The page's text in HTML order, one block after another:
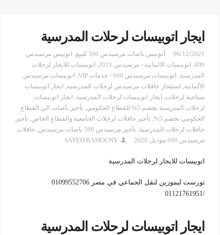
ايجار اتوبيسات لرحلات المدرسية
06/12/2021 أتوبيس باصات مرسيدس 500 للبيع , اتوبيس مرسيدس
400
, اتوبيسات الالمانية - مرسيدس 2021 , اتوبيسات للايجار لرحلات
المدرسية, اتوبيسات مرسيدس 600 - خدمات VIP , اتوبيسات مرسيدس
الألمانية, استئجار حافلات مرسيدس لرحلات المدرسيه, ايجار اتوبيسات
سياحية لرحلات, ايجار اتوبيسات لرحلات المدرسية, ايجار اتوبيسات
لرحلات المدرسية بخصم 5% للقطاع الحكومي
, تأجير باصات الي القطاع
الحكومي بخصم 5%
, تأجير حافلات لرحلات الجامعية والقطاع الخاص, تأجير
حافلات لرحلات المدرسية, تأجير مرسيدس 500 باصات مرسيدس , حافلات
مرسيدس 600 موديل 2020
SAYED BASIOUNY
اتوبيسات للايجار لرحلات المدرسية
تورست ليموزين لنقل الجماعي في مصر 01099552706
/01121761951
ايجار اتوبيسات لرحلات المدرسية